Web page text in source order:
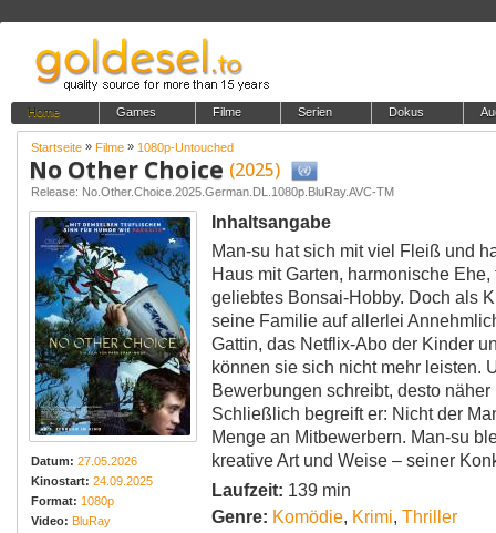
Home Games Filme Serien Dokus
Startseite » Filme » 1080p-Untouched
No Other Choice (2025)
Release: No.Other.Choice.2025.German.DL.1080p.BluRay.AVC-TM
Datum: 27.05.2026
Kinostart: 24.09.2025
Format: 1080p
Video: BluRay
Inhaltsangabe
Man-su hat sich mit viel Fleiß und
Haus mit Garten, harmonische
geliebtes Bonsai-Hobby. Doch als
seine Familie auf allerlei
Gattin, das Netflix-Abo der Kinder
können sie sich nicht mehr leisten.
Bewerbungen schreibt, desto
Schließlich begreift er: Nicht der
Menge an Mitbewerbern. Man-su
kreative Art und Weise – seiner
Laufzeit: 139 min
Genre: Komödie, Krimi, Thriller